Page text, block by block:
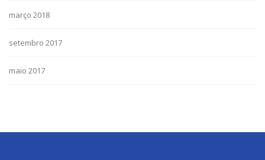
março 2018
setembro 2017
maio 2017